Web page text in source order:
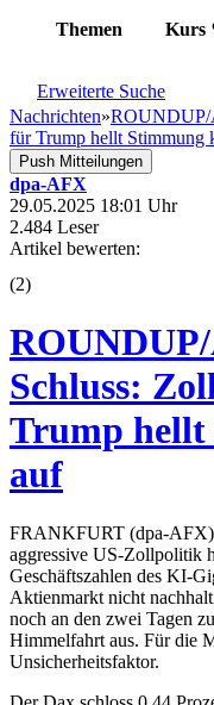
Themen Kurs
Erweiterte Suche
Nachrichten»ROUNDUP/
für Trump hellt Stimmung
Push Mitteilungen
dpa-AFX
29.05.2025 18:01 Uhr
2.484 Leser
Artikel bewerten:
(2)
Schluss:
Trump hellt
auf
FRANKFURT (dpa-AFX)
aggressive US-Zollpolitik
Geschäftszahlen des KI-
Aktienmarkt nicht
noch an den zwei Tagen
Himmelfahrt aus. Für die
Unsicherheitsfaktor.